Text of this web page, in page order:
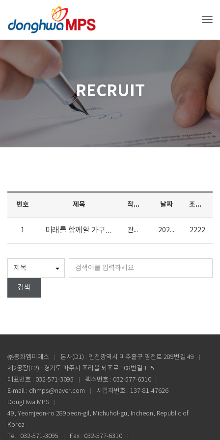
RECRUIT
번호 제목 작성자 날짜 조회수
1 미래를 함께할 가구 하드웨어 인재 모집합니다 관리자 2025-01-20 2222
검색
㈜동화엠피에스
본사(D1) : 인천광역시 미추홀구 염전로 289번길 49
제2공장(F2) : 경기도 파주시 조리읍 뇌조로 108번길 115
대표번호 : 032-571-3095
팩스번호 : 032-577-6310
E-mail : dhmps@naver.com
사업자번호 : 137-81-47626
DongHwa MPS
49, Yeomjeon-ro 289beon-gil, Michuhol-gu, Incheon, Republic of
Korea
Tel : 032-571-3095
Fax : 032-577-6310